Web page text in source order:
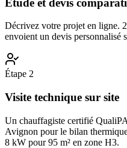
Décrivez votre projet en ligne.
envoient un devis personnalisé
Étape 2
Visite technique sur site
Un chauffagiste certifié
Avignon pour le bilan
8 kW pour 95 m² en zone H3.